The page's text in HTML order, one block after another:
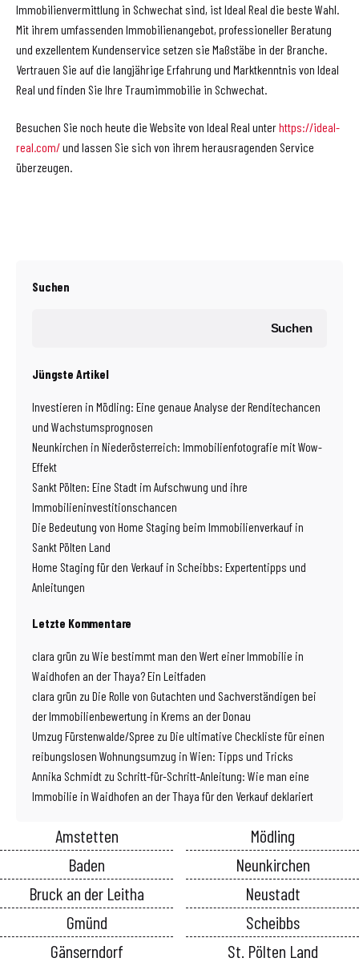
Immobilienvermittlung in Schwechat sind, ist Ideal Real die beste Wahl.
Mit ihrem umfassenden Immobilienangebot, professioneller Beratung
und exzellentem Kundenservice setzen sie Maßstäbe in der Branche.
Vertrauen Sie auf die langjährige Erfahrung und Marktkenntnis von Ideal
Real und finden Sie Ihre Traumimmobilie in Schwechat.
Besuchen Sie noch heute die Website von Ideal Real unterhttps://ideal-
real.com/und lassen Sie sich von ihrem herausragenden Service
überzeugen.
Suchen
Suchen
Jüngste Artikel
Investieren in Mödling: Eine genaue Analyse der Renditechancen
und Wachstumsprognosen
Neunkirchen in Niederösterreich: Immobilienfotografie mit Wow-
Effekt
Sankt Pölten: Eine Stadt im Aufschwung und ihre
Immobilieninvestitionschancen
Die Bedeutung von Home Staging beim Immobilienverkauf in
Sankt Pölten Land
Home Staging für den Verkauf in Scheibbs: Expertentipps und
Anleitungen
Letzte Kommentare
clara grün zu Wie bestimmt man den Wert einer Immobilie in
Waidhofen an der Thaya? Ein Leitfaden
clara grün zu Die Rolle von Gutachten und Sachverständigen bei
der Immobilienbewertung in Krems an der Donau
Umzug Fürstenwalde/Spree zu Die ultimative Checkliste für einen
reibungslosen Wohnungsumzug in Wien: Tipps und Tricks
Annika Schmidt zu Schritt-für-Schritt-Anleitung: Wie man eine
Immobilie in Waidhofen an der Thaya für den Verkauf deklariert
Amstetten
Baden
Bruck an der Leitha
Gmünd
Gänserndorf
Mödling
Neunkirchen
Neustadt
Scheibbs
St. Pölten Land